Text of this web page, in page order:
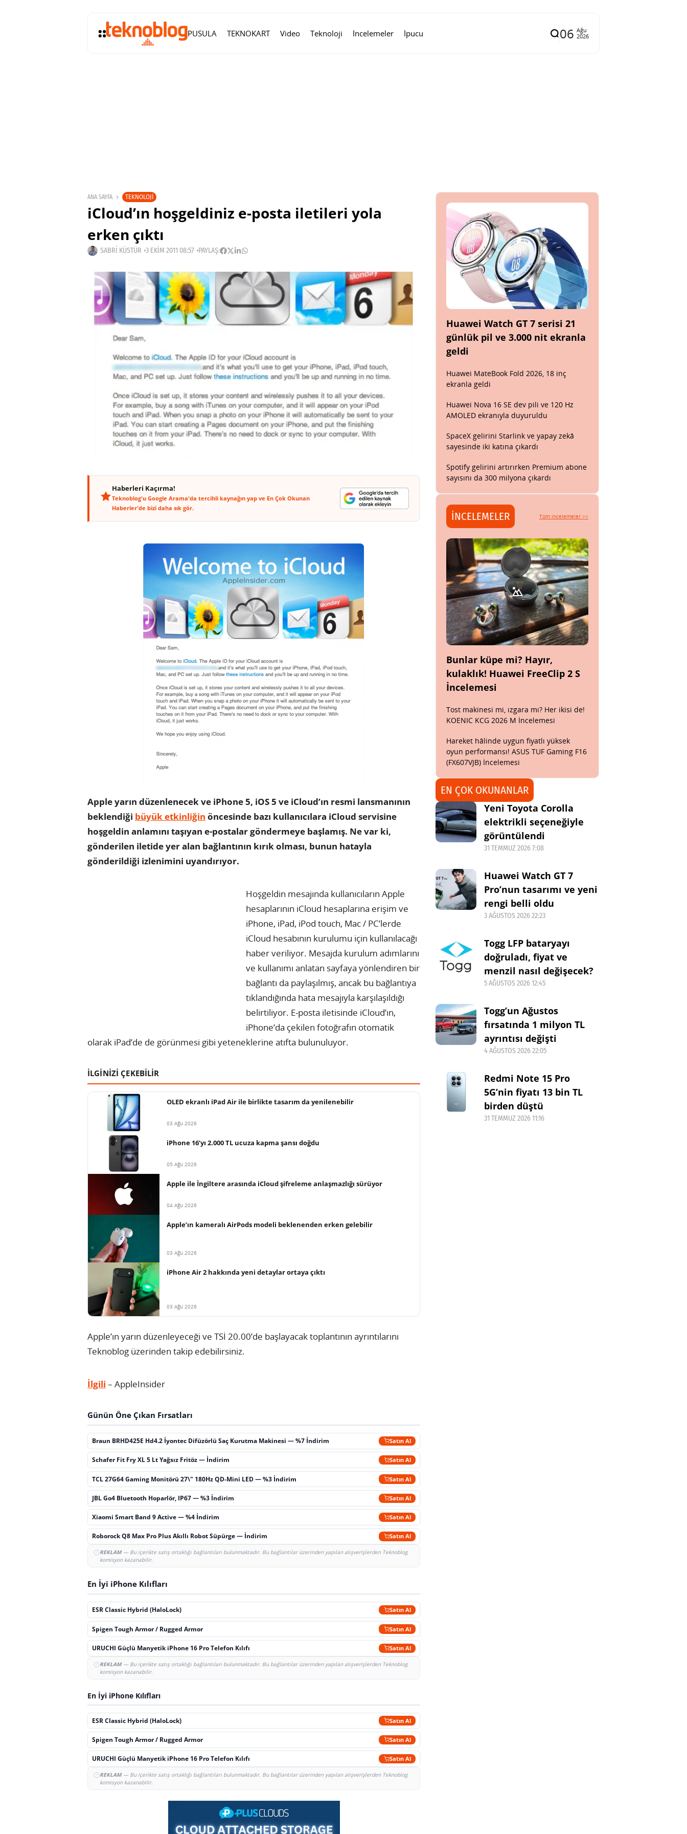
PUSULA TEKNOKART Video Teknoloji İncelemeler İpucu 06 Ağu
2026
ANA SAYFA TEKNOLOJI
iCloud’ın hoşgeldiniz e-posta iletileri yola
erken çıktı
SABRI KÜSTÜR 3 EKIM 2011 08:57 PAYLAŞ:
Haberleri Kaçırma!
Teknoblog'u Google Arama'da tercihli kaynağın yap ve En Çok Okunan
Haberler'de bizi daha sık gör.
Apple yarın düzenlenecek ve iPhone 5, iOS 5 ve iCloud’ın resmi lansmanının
beklendiği büyük etkinliğin öncesinde bazı kullanıcılara iCloud servisine
hoşgeldin anlamını taşıyan e-postalar göndermeye başlamış. Ne var ki,
gönderilen iletide yer alan bağlantının kırık olması, bunun hatayla
gönderildiği izlenimini uyandırıyor.
Hoşgeldin mesajında kullanıcıların Apple
hesaplarının iCloud hesaplarına erişim ve
iPhone, iPad, iPod touch, Mac / PC’lerde
iCloud hesabının kurulumu için kullanılacağı
haber veriliyor. Mesajda kurulum adımlarını
ve kullanımı anlatan sayfaya yönlendiren bir
bağlantı da paylaşılmış, ancak bu bağlantıya
tıklandığında hata mesajıyla karşılaşıldığı
belirtiliyor. E-posta iletisinde iCloud’ın,
iPhone’da çekilen fotoğrafın otomatik
olarak iPad’de de görünmesi gibi yeteneklerine atıfta bulunuluyor.
İLGİNİZİ ÇEKEBİLİR
OLED ekranlı iPad Air ile birlikte tasarım da yenilenebilir
03 Ağu 2026
iPhone 16’yı 2.000 TL ucuza kapma şansı doğdu
05 Ağu 2026
Apple ile İngiltere arasında iCloud şifreleme anlaşmazlığı sürüyor
04 Ağu 2026
Apple’ın kameralı AirPods modeli beklenenden erken gelebilir
03 Ağu 2026
iPhone Air 2 hakkında yeni detaylar ortaya çıktı
03 Ağu 2026
Apple’ın yarın düzenleyeceği ve TSİ 20.00’de başlayacak toplantının ayrıntılarını
Teknoblog üzerinden takip edebilirsiniz.
İlgili – AppleInsider
Günün Öne Çıkan Fırsatları
Braun BRHD425E Hd4.2 İyontec Difüzörlü Saç Kurutma Makinesi — %7 İndirim Satın Al
Schafer Fit Fry XL 5 Lt Yağsız Fritöz — İndirim Satın Al
TCL 27G64 Gaming Monitörü 27\" 180Hz QD-Mini LED — %3 İndirim Satın Al
JBL Go4 Bluetooth Hoparlör, IP67 — %3 İndirim Satın Al
Xiaomi Smart Band 9 Active — %4 İndirim Satın Al
Roborock Q8 Max Pro Plus Akıllı Robot Süpürge — İndirim Satın Al
REKLAM— Bu içerikte satış ortaklığı bağlantıları bulunmaktadır. Bu bağlantılar üzerinden yapılan alışverişlerden Teknoblog
komisyon kazanabilir.
En İyi iPhone Kılıfları
ESR Classic Hybrid (HaloLock) Satın Al
Spigen Tough Armor / Rugged Armor Satın Al
URUCHI Güçlü Manyetik iPhone 16 Pro Telefon Kılıfı Satın Al
REKLAM— Bu içerikte satış ortaklığı bağlantıları bulunmaktadır. Bu bağlantılar üzerinden yapılan alışverişlerden Teknoblog
komisyon kazanabilir.
En İyi iPhone Kılıfları
ESR Classic Hybrid (HaloLock) Satın Al
Spigen Tough Armor / Rugged Armor Satın Al
URUCHI Güçlü Manyetik iPhone 16 Pro Telefon Kılıfı Satın Al
REKLAM— Bu içerikte satış ortaklığı bağlantıları bulunmaktadır. Bu bağlantılar üzerinden yapılan alışverişlerden Teknoblog
komisyon kazanabilir.
Huawei Watch GT 7 serisi 21
günlük pil ve 3.000 nit ekranla
geldi
Huawei MateBook Fold 2026, 18 inç
ekranla geldi
Huawei Nova 16 SE dev pili ve 120 Hz
AMOLED ekranıyla duyuruldu
SpaceX gelirini Starlink ve yapay zekâ
sayesinde iki katına çıkardı
Spotify gelirini artırırken Premium abone
sayısını da 300 milyona çıkardı
İNCELEMELER Tüm incelemeler >>
Bunlar küpe mi? Hayır,
kulaklık! Huawei FreeClip 2 S
İncelemesi
Tost makinesi mi, ızgara mı? Her ikisi de!
KOENIC KCG 2026 M İncelemesi
Hareket hâlinde uygun fiyatlı yüksek
oyun performansı! ASUS TUF Gaming F16
(FX607VJB) İncelemesi
EN ÇOK OKUNANLAR
Yeni Toyota Corolla
elektrikli seçeneğiyle
görüntülendi
31 TEMMUZ 2026 7:08
Huawei Watch GT 7
Pro’nun tasarımı ve yeni
rengi belli oldu
3 AĞUSTOS 2026 22:23
Togg LFP bataryayı
doğruladı, fiyat ve
menzil nasıl değişecek?
5 AĞUSTOS 2026 12:45
Togg’un Ağustos
fırsatında 1 milyon TL
ayrıntısı değişti
4 AĞUSTOS 2026 22:05
Redmi Note 15 Pro
5G’nin fiyatı 13 bin TL
birden düştü
31 TEMMUZ 2026 11:16